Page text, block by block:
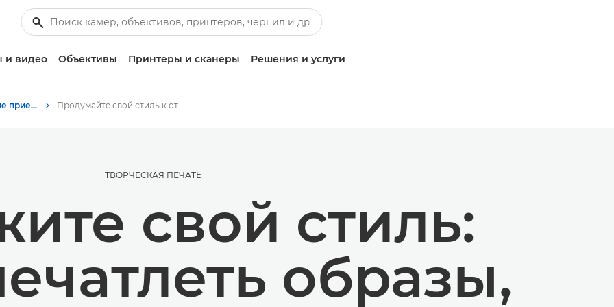
и видео Объективы Принтеры и сканеры Решения и услуги
Советы и технические приемы по фотографии и печати Продумайте свой стиль к отпуску с Canon Zoemini 2
ТВОРЧЕСКАЯ ПЕЧАТЬ
свой стиль:
образы,